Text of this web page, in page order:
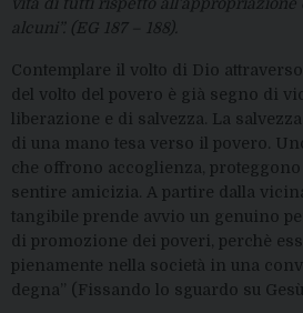
alcuni”. (EG 187 – 188).
Contemplare il volto di Dio
del volto del povero è già segno di
liberazione e di salvezza. La
di una mano tesa verso il povero.
che offrono accoglienza,
sentire amicizia. A partire dalla
tangibile prende avvio un genuino
di promozione dei poveri, perchè
pienamente nella società in una
degna” (Fissando lo sguardo su